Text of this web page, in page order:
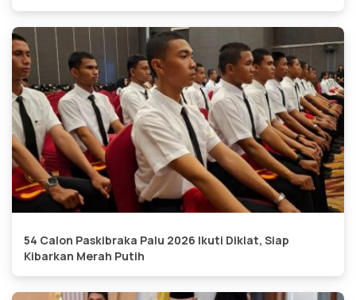
54 Calon Paskibraka Palu 2026 Ikuti Diklat, Siap
Kibarkan Merah Putih